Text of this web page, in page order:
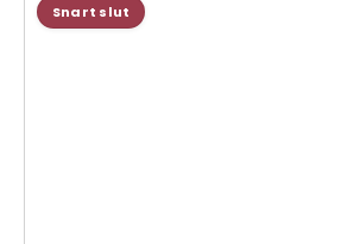
Snart slut